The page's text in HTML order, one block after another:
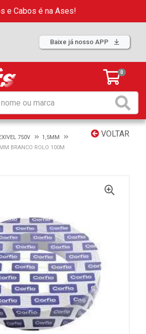
e Cabos é na Ases!
Baixe já nosso APP
0
VOLTAR
750V
1,5MM
BRANCO ROLO 100M